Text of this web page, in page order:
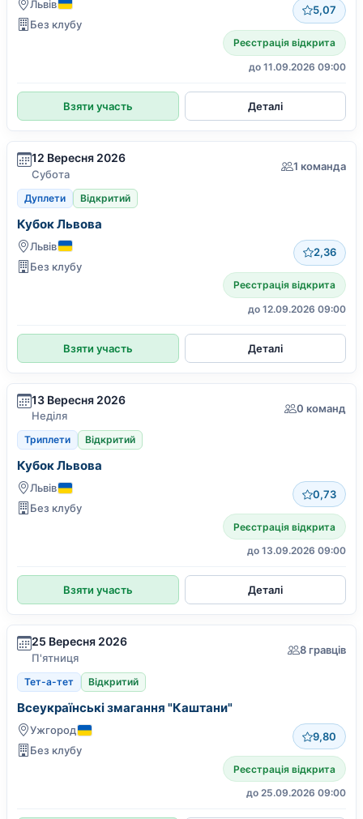
Львів
Без клубу
5,07
Реєстрація відкрита
до 11.09.2026 09:00
Взяти участь Деталі
12 Вересня 2026
Субота
1 команда
Дуплети Відкритий
Кубок Львова
Львів
Без клубу
2,36
Реєстрація відкрита
до 12.09.2026 09:00
Взяти участь Деталі
13 Вересня 2026
Неділя
0 команд
Триплети Відкритий
Кубок Львова
Львів
Без клубу
0,73
Реєстрація відкрита
до 13.09.2026 09:00
Взяти участь Деталі
25 Вересня 2026
П'ятниця
8 гравців
Тет-а-тет Відкритий
Всеукраїнські змагання "Каштани"
Ужгород
Без клубу
9,80
Реєстрація відкрита
до 25.09.2026 09:00